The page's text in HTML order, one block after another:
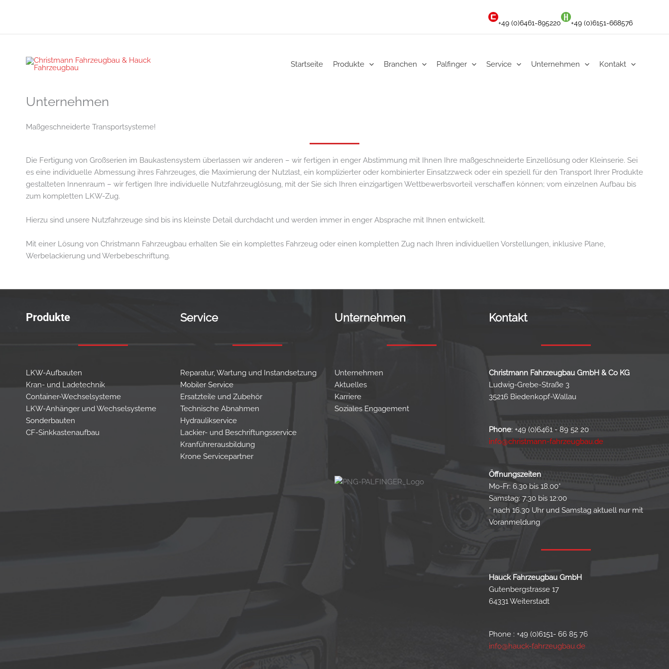
+49 (0)6461-895220 +49 (0)6151-668576
Startseite Produkte Branchen Palfinger Service Unternehmen Kontakt
Unternehmen
Maßgeschneiderte Transportsysteme!
Die Fertigung von Großserien im Baukastensystem überlassen wir anderen – wir fertigen in enger Abstimmung mit Ihnen Ihre maßgeschneiderte Einzellösung oder Kleinserie. Sei
es eine individuelle Abmessung ihres Fahrzeuges, die Maximierung der Nutzlast, ein komplizierter oder kombinierter Einsatzzweck oder ein speziell für den Transport Ihrer Produkte
gestalteten Innenraum – wir fertigen Ihre individuelle Nutzfahrzeuglösung, mit der Sie sich Ihren einzigartigen Wettbewerbsvorteil verschaffen können; vom einzelnen Aufbau bis
zum kompletten LKW-Zug.
Hierzu sind unsere Nutzfahrzeuge sind bis ins kleinste Detail durchdacht und werden immer in enger Absprache mit Ihnen entwickelt.
Mit einer Lösung von Christmann Fahrzeugbau erhalten Sie ein komplettes Fahrzeug oder einen kompletten Zug nach Ihren individuellen Vorstellungen, inklusive Plane,
Werbelackierung und Werbebeschriftung.
Produkte
LKW-Aufbauten
Kran- und Ladetechnik
Container-Wechselsysteme
LKW-Anhänger und Wechselsysteme
Sonderbauten
CF-Sinkkastenaufbau
Service
Reparatur, Wartung und Instandsetzung
Mobiler Service
Ersatzteile und Zubehör
Technische Abnahmen
Hydraulikservice
Lackier- und Beschriftungsservice
Kranführerausbildung
Krone Servicepartner
Unternehmen
Unternehmen
Aktuelles
Karriere
Soziales Engagement
Kontakt
Christmann Fahrzeugbau GmbH & Co KG
Ludwig-Grebe-Straße 3
35216 Biedenkopf-Wallau
Phone: +49 (0)6461 - 89 52 20
info@christmann-fahrzeugbau.de
Öffnungszeiten
Mo-Fr: 6.30 bis 18.00*
Samstag: 7:30 bis 12:00
* nach 16.30 Uhr und Samstag aktuell nur mit
Voranmeldung
Hauck Fahrzeugbau GmbH
Gutenbergstrasse 17
64331 Weiterstadt
Phone : +49 (0)6151- 66 85 76
info@hauck-fahrzeugbau.de